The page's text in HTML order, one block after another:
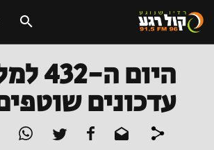
היום
עדכונים